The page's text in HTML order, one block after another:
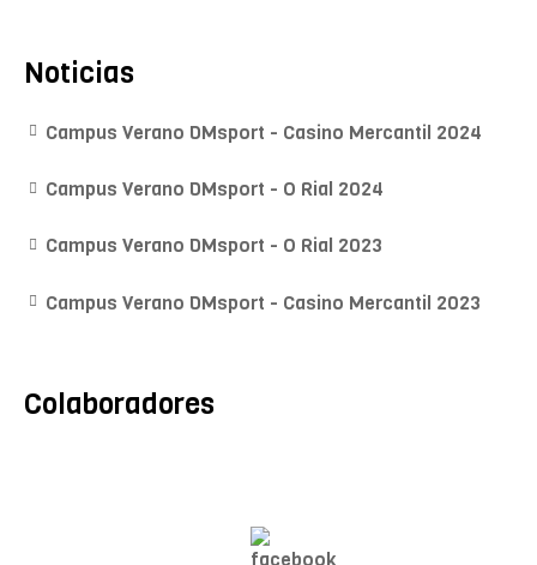
Noticias
Campus Verano DMsport - Casino Mercantil 2024
Campus Verano DMsport - O Rial 2024
Campus Verano DMsport - O Rial 2023
Campus Verano DMsport - Casino Mercantil 2023
Colaboradores